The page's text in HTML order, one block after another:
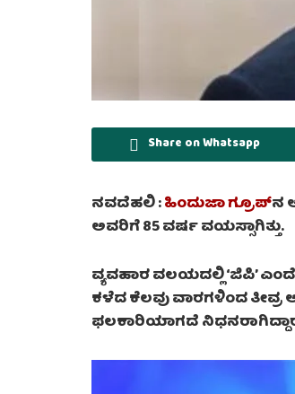
Share on Whatsapp
ನವದೆಹಲಿ :ಹಿಂದುಜಾ ಗ್ರೂಪ್‌ನ
ಅವರಿಗೆ 85 ವರ್ಷ ವಯಸ್ಸಾಗಿತ್ತು.
ವ್ಯವಹಾರ ವಲಯದಲ್ಲಿ ‘ಜಿಪಿ’
ಕಳೆದ ಕೆಲವು ವಾರಗಳಿಂದ ತೀವ್ರ
ಫಲಕಾರಿಯಾಗದೆ